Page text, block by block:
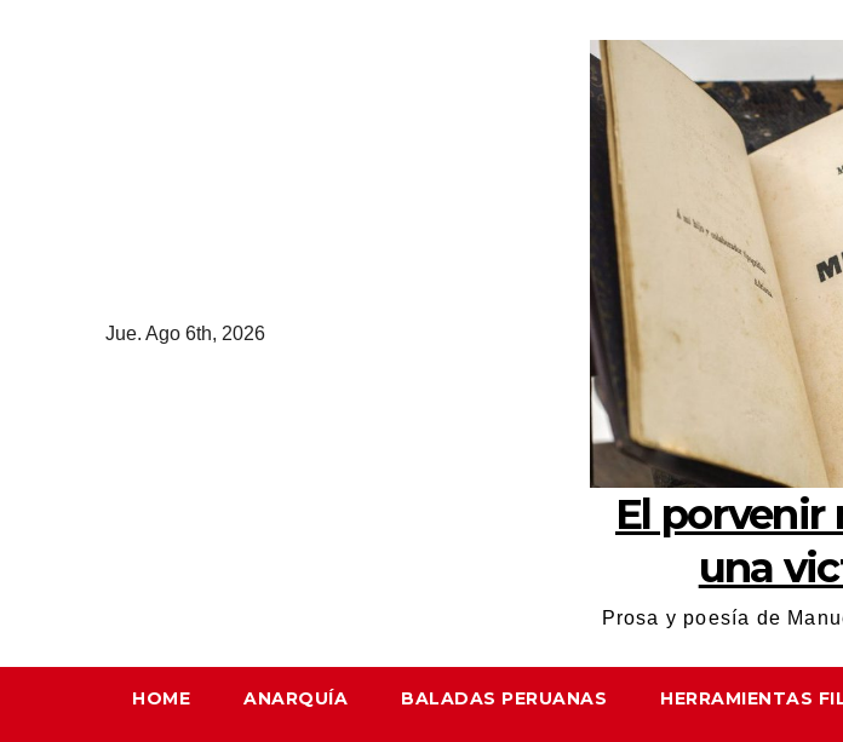
Jue. Ago 6th, 2026
El porvenir
una
Prosa y poesía de
HOME ANARQUÍA BALADAS PERUANAS HERRAMIENTAS